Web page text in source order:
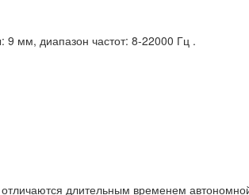
мм, диапазон частот: 8-22000 Гц .
длительным временем